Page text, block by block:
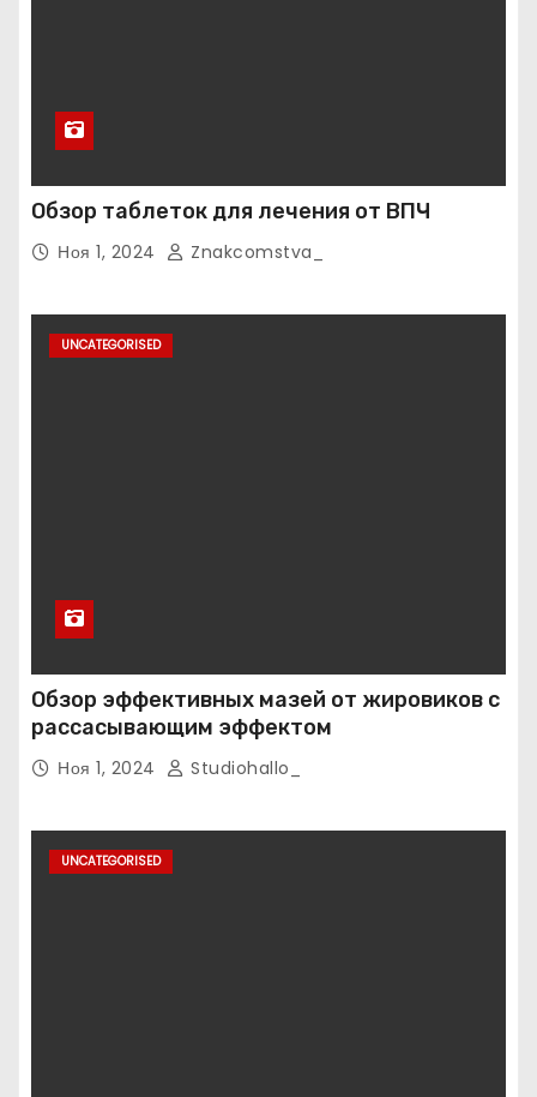
Обзор таблеток для лечения от ВПЧ
Ноя 1, 2024 Znakcomstva_
UNCATEGORISED
Обзор эффективных мазей от жировиков с
рассасывающим эффектом
Ноя 1, 2024 Studiohallo_
UNCATEGORISED